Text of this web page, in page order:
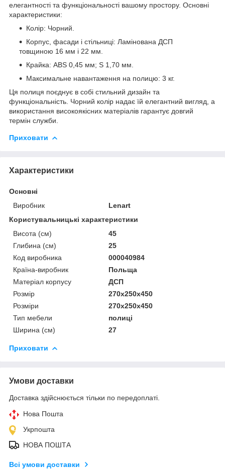
елегантності та функціональності вашому простору. Основні
характеристики:
Колір: Чорний.
Корпус, фасади і стільниці: Ламінована ДСП
товщиною 16 мм і 22 мм.
Крайка: ABS 0,45 мм; S 1,70 мм.
Максимальне навантаження на полицю: 3 кг.
Ця полиця поєднує в собі стильний дизайн та
функціональність. Чорний колір надає їй елегантний вигляд, а
використання високоякісних матеріалів гарантує довгий
термін служби.
Приховати
Характеристики
Основні
Виробник
Lenart
Користувальницькі характеристики
Висота (см)
45
Глибина (см)
25
Код виробника
000040984
Країна-виробник
Польща
Матеріал корпусу
ДСП
Розмір
270x250x450
Розміри
270x250x450
Тип мебели
полиці
Ширина (см)
27
Приховати
Умови доставки
Доставка здійснюється тільки по передоплаті.
Нова Пошта
Укрпошта
НОВА ПОШТА
Всі умови доставки